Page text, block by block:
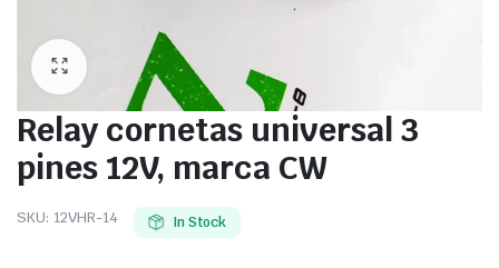
Relay cornetas universal 3
pines 12V, marca CW
SKU: 12VHR-14 In Stock